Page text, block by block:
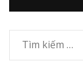
Tìm
kiếm